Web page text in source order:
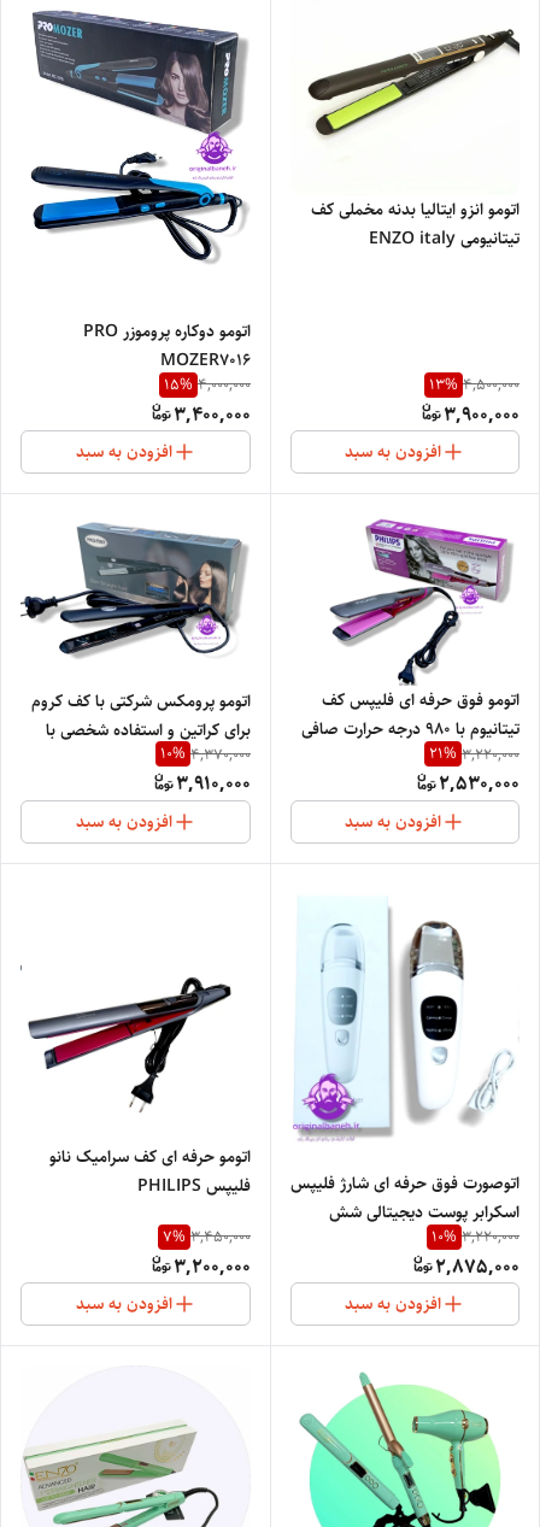
اتومو انزو ایتالیا بدنه مخملی کف
تیتانیومی ENZO italy
4,500,000
13%
3,900,000
افزودن به سبد
اتومو دوکاره پروموزر PRO
MOZER7016
4,000,000
15%
3,400,000
افزودن به سبد
اتومو فوق حرفه ای فلیپس کف
تیتانیوم با ۹۸۰ درجه حرارت صافی
شلاقی ماندگارPHILIPS 3080
3,220,000
21%
2,530,000
افزودن به سبد
اتومو پرومکس شرکتی با کف کروم
برای کراتین و استفاده شخصی با
ترمیم کننده موهای شکسته شده
PRO MAX958A1
4,370,000
10%
3,910,000
افزودن به سبد
اتوصورت فوق حرفه ای شارژ فلیپس
اسکرابر پوست دیجیتالی شش
پوست جذب یون مثبت در
3,220,000
10%
2,875,000
افزودن به سبد
اتومو حرفه ای کف سرامیک نانو
فلیپس PHILIPS
3,450,000
7%
3,200,000
افزودن به سبد